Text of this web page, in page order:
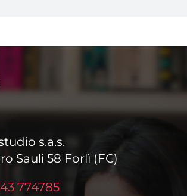
s.a.s.
Sauli 58 Forlì (FC)
774785